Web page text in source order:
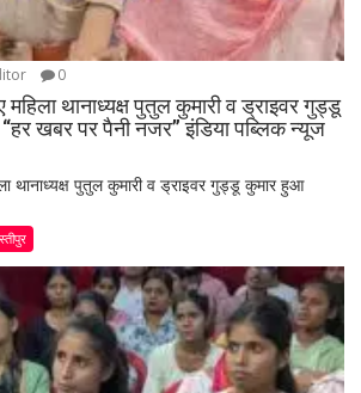
0
थानाध्यक्ष पुतुल कुमारी व ड्राइवर गुड्डू
खबर पर पैनी नजर” इंडिया पब्लिक न्यूज
थानाध्यक्ष पुतुल कुमारी व ड्राइवर गुड्डू कुमार हुआ